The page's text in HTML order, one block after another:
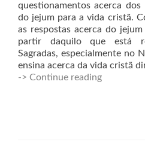
questionamentos acerca
do jejum para a vida cristã.
as respostas acerca do
partir daquilo que está
Sagradas, especialmente no
ensina acerca da vida cristã
-> Continue reading